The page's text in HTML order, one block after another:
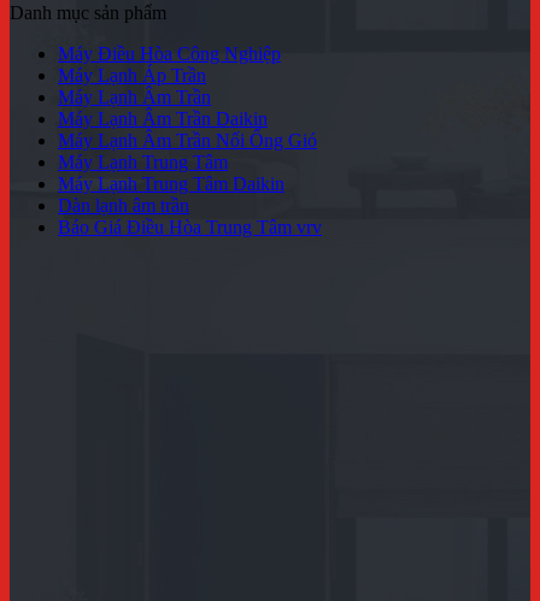
Danh mục sản phẩm
Máy Điều Hòa Công Nghiệp
Máy Lạnh Áp Trần
Máy Lạnh Âm Trần
Máy Lạnh Âm Trần Daikin
Máy Lạnh Âm Trần Nối Ống Gió
Máy Lạnh Trung Tâm
Máy Lạnh Trung Tâm Daikin
Dàn lạnh âm trần
Báo Giá Điều Hòa Trung Tâm vrv